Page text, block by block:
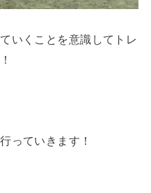
いくことを意識してトレ
っていきます！